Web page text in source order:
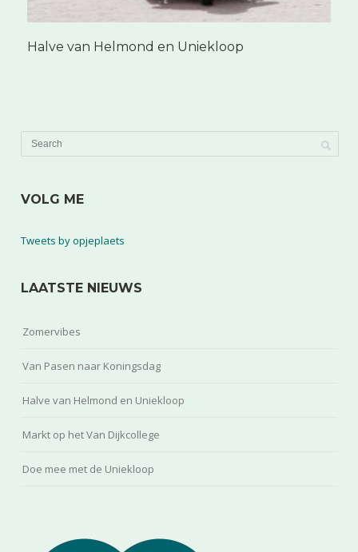
Halve van Helmond en Uniekloop
VOLG ME
Tweets by opjeplaets
LAATSTE NIEUWS
Zomervibes
Van Pasen naar Koningsdag
Halve van Helmond en Uniekloop
Markt op het Van Dijkcollege
Doe mee met de Uniekloop